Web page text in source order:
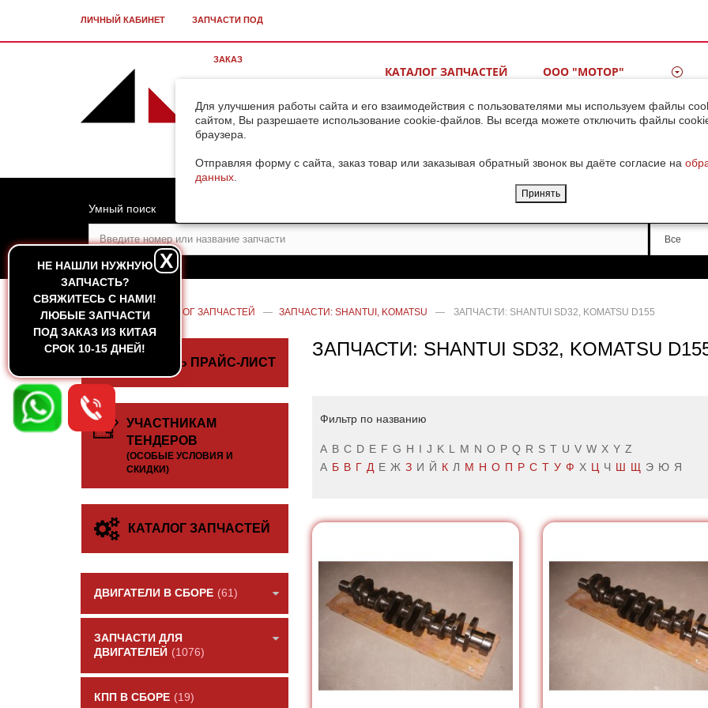
Для улучшения работы сайта и его взаимодействия с пользователями мы используем файлы
сайтом, Вы разрешаете использование cookie-файлов. Вы всегда можете отключить файлы
браузера.
Отправляя форму с сайта, заказ товар или заказывая обратный звонок вы даёте согласие на
данных
Принять
ЛИЧНЫЙ КАБИНЕТ ЗАПЧАСТИ ПОД
ЗАКАЗ
КАТАЛОГ ЗАПЧАСТЕЙ ООО "МОТОР"
ВИДЕОГАЛЕРЕЯ КОНТАКТЫ
НЕ НАШЛИ НУЖНУЮ
ЗАПЧАСТЬ?
CВЯЖИТЕСЬ С НАМИ!
ЛЮБЫЕ ЗАПЧАСТИ
ПОД ЗАКАЗ ИЗ КИТАЯ
СРОК 10-15 ДНЕЙ!
X
Умный поиск
Все
ГЛАВНАЯ — КАТАЛОГ ЗАПЧАСТЕЙ — ЗАПЧАСТИ: SHANTUI, KOMATSU — ЗАПЧАСТИ: SHANTUI SD32, KOMATSU D155
СКАЧАТЬ ПРАЙС-ЛИСТ
УЧАСТНИКАМ
ТЕНДЕРОВ
(ОСОБЫЕ УСЛОВИЯ И
СКИДКИ)
КАТАЛОГ ЗАПЧАСТЕЙ
ДВИГАТЕЛИ В СБОРЕ (61)
ЗАПЧАСТИ ДЛЯ
ДВИГАТЕЛЕЙ (1076)
КПП В СБОРЕ (19)
ЗАПЧАСТИ: SHANTUI SD32, KOMATSU
Фильтр по названию
A B C D E F G H I J K L M N O P Q R S T U V W X Y Z
А Б В Г Д Е Ж З И Й К Л М Н О П Р С Т У Ф Х Ц Ч Ш Щ Э Ю Я